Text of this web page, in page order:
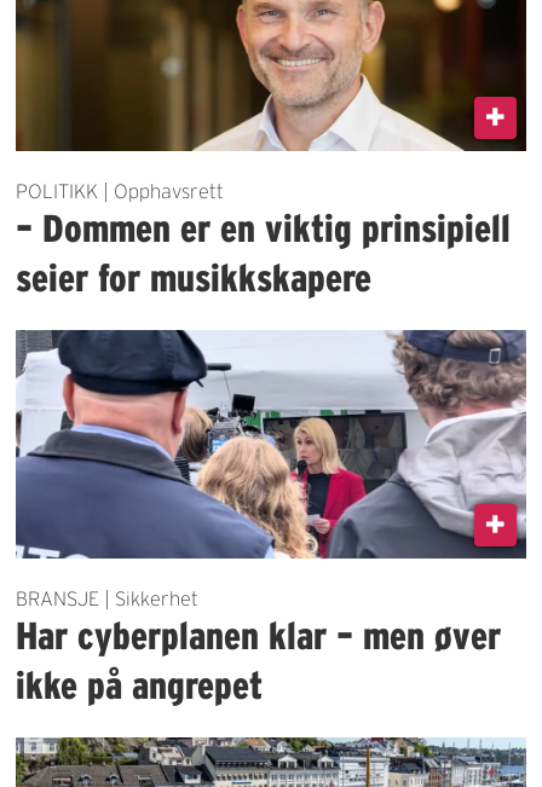
POLITIKK | Opphavsrett
– Dommen er en viktig prinsipiell
seier for musikkskapere
BRANSJE | Sikkerhet
Har cyberplanen klar – men øver
ikke på angrepet